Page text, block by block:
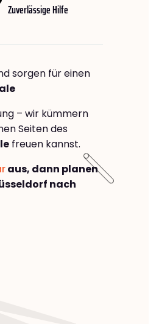
Zuverlässige Hilfe
sorgen für einen
– wir kümmern
Seiten des
freuen kannst.
aus, dann planen
nach